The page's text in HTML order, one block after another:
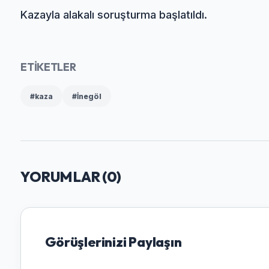
Kazayla alakalı soruşturma başlatıldı.
ETİKETLER
#kaza #İnegöl
YORUMLAR (0)
Görüşlerinizi Paylaşın